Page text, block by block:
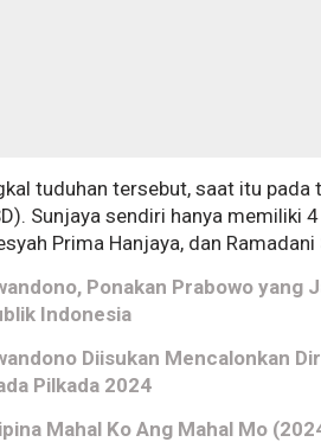
tuduhan tersebut, saat itu
Sunjaya sendiri hanya memiliki
Prima Hanjaya, dan Ramadani
Ponakan Prabowo yang
Indonesia
Diisukan Mencalonkan
Pilkada 2024
Mahal Ko Ang Mahal Mo